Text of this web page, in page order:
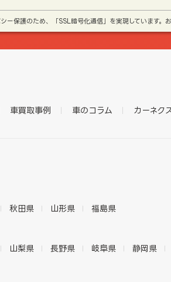
ー保護のため、「SSL暗号化通信」を実現しています
車買取事例 車のコラム カーネク
秋田県 山形県 福島県
山梨県 長野県 岐阜県
静岡県